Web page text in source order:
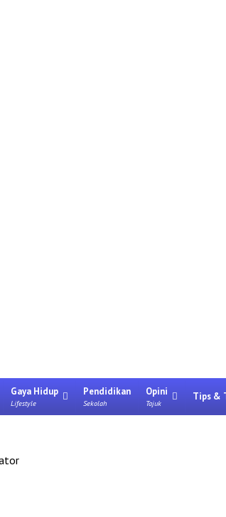
Gaya Hidup
Lifestyle
Pendidikan
Sekolah
Opini
Tajuk
Tips &